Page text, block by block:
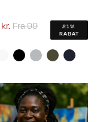
Fra99
21%
RABAT